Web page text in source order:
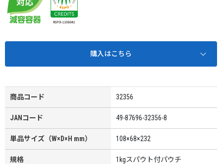
購入はこちら
商品コード 32356
JANコード 49-87696-32356-8
単品サイズ（W×D×H mm） 108×68×232
規格 1kgスパウト付パウチ